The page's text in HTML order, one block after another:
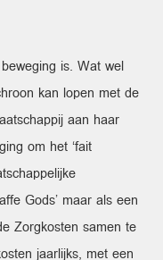
is. Wat wel
kan lopen met de
aan haar
om het ‘fait
Gods’ maar als een
Zorgkosten samen te
jaarlijks, met een